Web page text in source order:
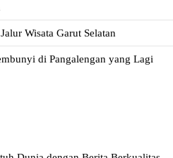
Wisata Garut Selatan
di Pangalengan yang Lagi